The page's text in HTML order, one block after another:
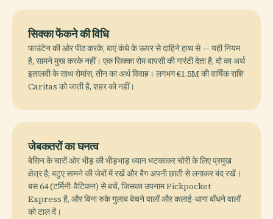
सिक्का फेंकने की विधि
फाउंटेन की ओर पीठ करके, बाएं कंधे के ऊपर से दाहिने हाथ से — यही नियम
है, सामने मुख करके नहीं। एक सिक्का रोम वापसी की गारंटी देता है, दो का अर्थ
इतालवी के साथ रोमांस, तीन का अर्थ विवाह। लगभग €1.5M की वार्षिक राशि
Caritas को जाती है, शहर को नहीं।
जेबकतरों का घनत्व
बेसिन के चारों ओर भीड़ की भीड़भाड़ ध्यान भटकाकर चोरी के लिए प्रमुख
क्षेत्र है; बटुए सामने की जेबों में रखें और बैग अपनी छाती से लगाकर बंद रखें।
बस 64 (टर्मिनी-वैटिकन) से बचें, जिसका उपनाम Pickpocket
Express है, और बिना रुके गुलाब बेचने वालों और कलाई-धागा बाँधने वालों
को टाल दें।